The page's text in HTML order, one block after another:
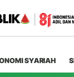
SYARIAH